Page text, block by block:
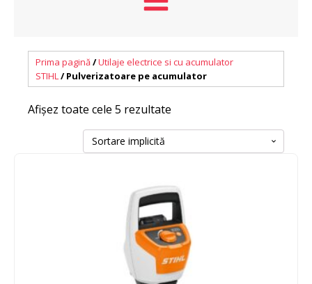
Prima pagină/Utilaje electrice si cu acumulator
STIHL/ Pulverizatoare pe acumulator
Afișez toate cele 5 rezultate